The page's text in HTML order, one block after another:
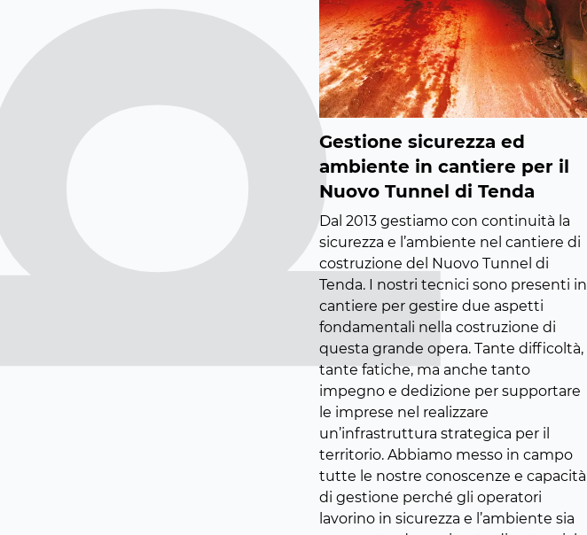
Gestione sicurezza ed
ambiente in cantiere per il
Nuovo Tunnel di Tenda
Dal 2013 gestiamo con continuità la
sicurezza e l’ambiente nel cantiere di
costruzione del Nuovo Tunnel di
Tenda. I nostri tecnici sono presenti in
cantiere per gestire due aspetti
fondamentali nella costruzione di
questa grande opera. Tante difficoltà,
tante fatiche, ma anche tanto
impegno e dedizione per supportare
le imprese nel realizzare
un’infrastruttura strategica per il
territorio. Abbiamo messo in campo
tutte le nostre conoscenze e capacità
di gestione perché gli operatori
lavorino in sicurezza e l’ambiente sia